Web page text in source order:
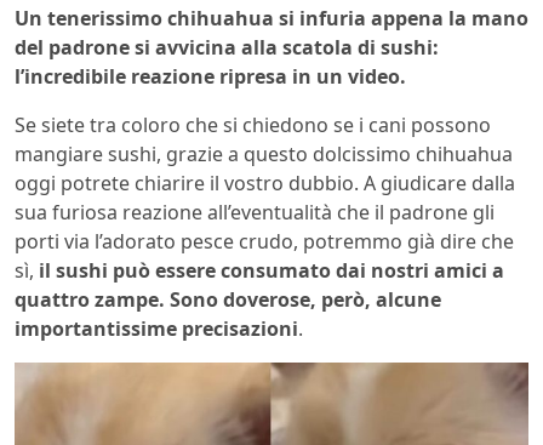
Un tenerissimo chihuahua si infuria appena la mano
del padrone si avvicina alla scatola di sushi:
l’incredibile reazione ripresa in un video.
Se siete tra coloro che si chiedono se i cani possono
mangiare sushi, grazie a questo dolcissimo chihuahua
oggi potrete chiarire il vostro dubbio. A giudicare dalla
sua furiosa reazione all’eventualità che il padrone gli
porti via l’adorato pesce crudo, potremmo già dire che
sì, il sushi può essere consumato dai nostri amici a
quattro zampe. Sono doverose, però, alcune
importantissime precisazioni.